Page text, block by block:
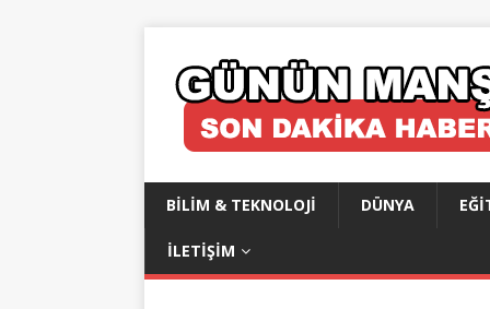
BILIM & TEKNOLOJI DÜNYA
İLETIŞIM